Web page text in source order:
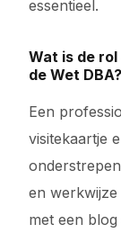
essentieel.
Wat is de
de Wet DBA?
Een
visitekaartje
en
met een